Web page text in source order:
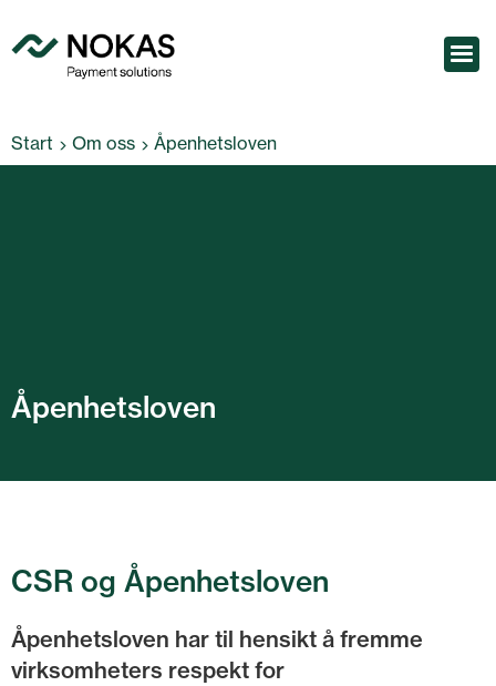
Start Om oss Åpenhetsloven
Åpenhetsloven
CSR og Åpenhetsloven
Åpenhetsloven har til hensikt å fremme
virksomheters respekt for